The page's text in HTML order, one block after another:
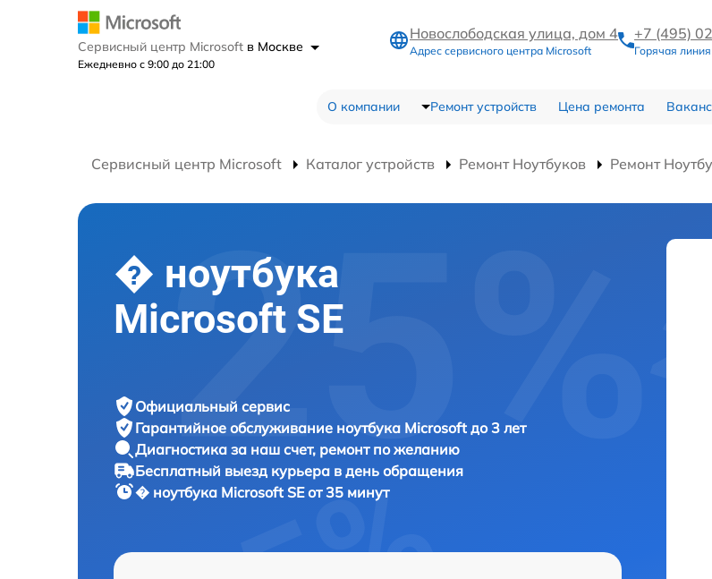
Сервисный центр Microsoft в Москве
Ежедневно с 9:00 до 21:00
Новослободская улица, дом 4
Адрес сервисного центра Microsoft
+7 (495)
Горячая линия
О компании Ремонт устройств Цена ремонта
Сервисный центр Microsoft Каталог устройств Ремонт Ноутбуков Ремонт
� ноутбука
Microsoft SE
Официальный сервис
Гарантийное обслуживание ноутбука Microsoft до 3 лет
Диагностика за наш счет, ремонт по желанию
Бесплатный выезд курьера в день обращения
� ноутбука Microsoft SE от 35 минут